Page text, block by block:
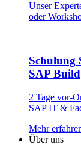
Unser
oder
Schulung
SAP Build
2 Tage vor-
SAP IT &
Mehr
Über uns